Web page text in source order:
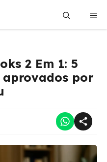
2 Em 1: 5
aprovados por